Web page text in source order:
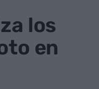
los
en